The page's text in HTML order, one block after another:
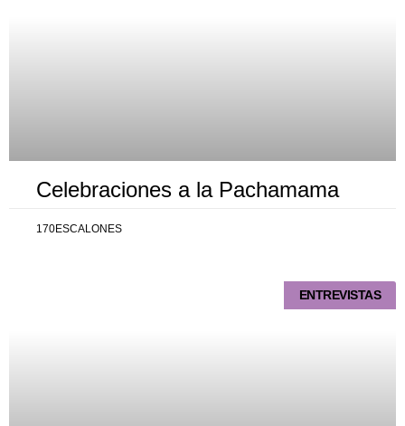
Celebraciones a la Pachamama
170ESCALONES
ENTREVISTAS